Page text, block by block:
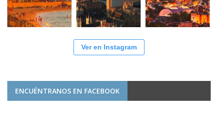
Ver en Instagram
ENCUÉNTRANOS EN FACEBOOK